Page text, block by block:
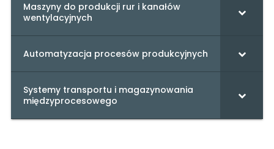
Maszyny do produkcji rur i kanałów
wentylacyjnych
Automatyzacja procesów produkcyjnych
Systemy transportu i magazynowania
międzyprocesowego